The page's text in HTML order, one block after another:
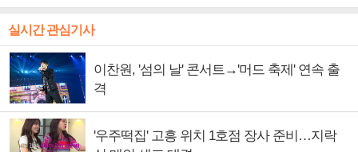
실시간 관심기사
이찬원, '섬의 날' 콘서트→'머드 축제' 연속 출
격
'우주떡집' 고흥 위치 1호점 장사 준비…지락